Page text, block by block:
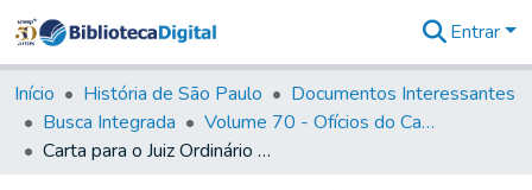
&
Coleções
Tudo na
Biblioteca
Entrar
Início História de São Paulo
Documentos Interessantes
Busca Integrada
Volume 70 - Ofícios do Capitão General Martins Lopes de Saldanha aos diversos funcionários da Capitania (1775-1776)
Carta para o Juiz Ordinário Antonio Cabral Dornellas- Conceição dos Guarulhos